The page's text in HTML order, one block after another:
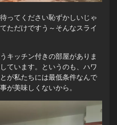
ってください恥ずかしいじゃ
ただけですう～そんなスライ
キッチン付きの部屋がありま
ています。というのも、ハワ
が私たちには最低条件なんで
が美味しくないから。